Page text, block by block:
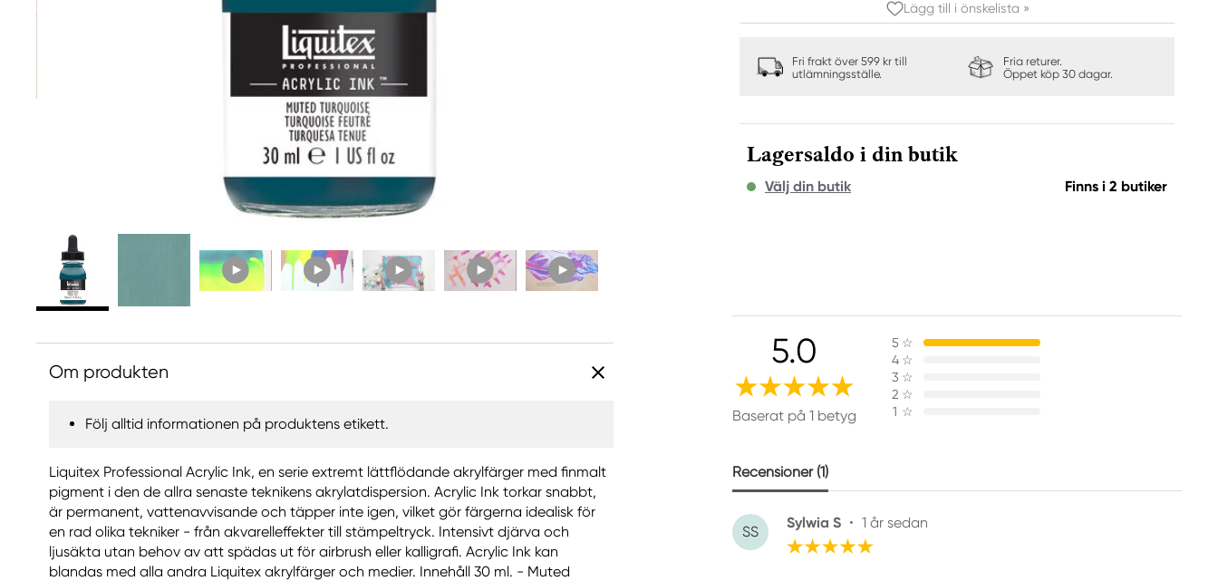
Lägg till i önskelista »
Fri frakt över 599 kr till
utlämningsställe.
Fria returer.
Öppet köp 30 dagar.
Lagersaldo i din butik
Välj din butik Finns i 2 butiker
Om produkten
Följ alltid informationen på produktens etikett.
Liquitex Professional Acrylic Ink, en serie extremt lättflödande akrylfärger med finmalt
pigment i den de allra senaste teknikens akrylatdispersion. Acrylic Ink torkar snabbt,
är permanent, vattenavvisande och täpper inte igen, vilket gör färgerna idealisk för
en rad olika tekniker - från akvarelleffekter till stämpeltryck. Intensivt djärva och
ljusäkta utan behov av att spädas ut för airbrush eller kalligrafi. Acrylic Ink kan
blandas med alla andra Liquitex akrylfärger och medier. Innehåll 30 ml. - Muted
5.0
Baserat på 1 betyg
5 ☆
4 ☆
3 ☆
2 ☆
1 ☆
Recensioner (1)
SS
Sylwia S • 1 år sedan